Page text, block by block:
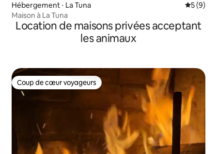
Hébergement ⋅ La Tuna
5 (9)
Maison à La Tuna
Location de maisons privées acceptant
les animaux
Coup de cœur voyageurs
Coup de cœur voyageurs